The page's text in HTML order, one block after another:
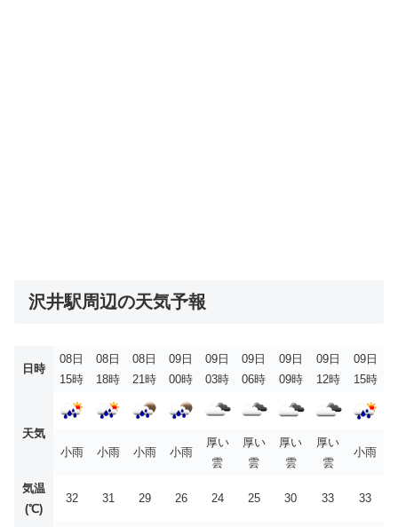
沢井駅周辺の天気予報
日時
08日
15時
08日
18時
08日
21時
09日
00時
09日
03時
09日
06時
09日
09時
09日
12時
09日
15時
天気
小雨
小雨 小雨 小雨
厚い
雲
厚い
雲
厚い
雲
厚い
雲
小雨
気温
(℃)
32 31 29 26 24 25 30 33 33